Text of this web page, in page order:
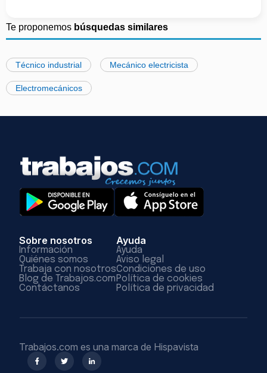
Te proponemos búsquedas similares
Técnico industrial Mecánico electricista
Electromecánicos
Sobre nosotros
Información
Quiénes somos
Trabaja con nosotros
Blog de Trabajos.com
Contáctanos
Ayuda
Ayuda
Aviso legal
Condiciones de uso
Política de cookies
Política de privacidad
Trabajos.com es una marca de Hispavista